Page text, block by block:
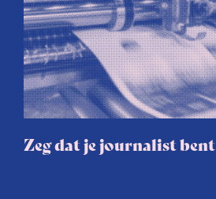
Zeg dat je journalist bent